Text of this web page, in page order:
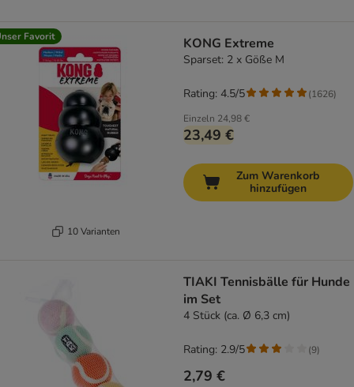
Favorit
10 Varianten
KONG Extreme
Sparset: 2 x Göße M
Einzeln 24,98 €
23,49 €
Rating: 4.5/5 (1626)
Zum Warenkorb
hinzufügen
TIAKI Tennisbälle für Hunde
im Set
4 Stück (ca. Ø 6,3 cm)
2,79 €
Rating: 2.9/5 (9)